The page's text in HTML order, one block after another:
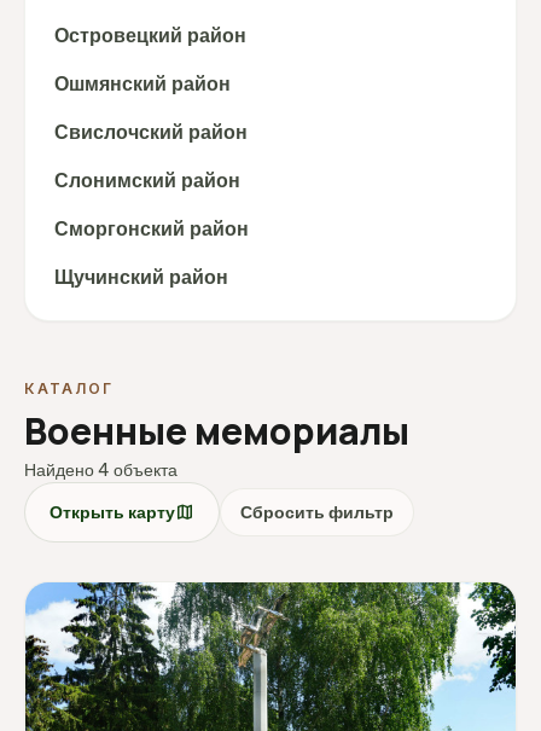
Островецкий район
Ошмянский район
Свислочский район
Слонимский район
Сморгонский район
Щучинский район
КАТАЛОГ
Военные мемориалы
Найдено 4 объекта
Открыть картуmap Сбросить фильтр